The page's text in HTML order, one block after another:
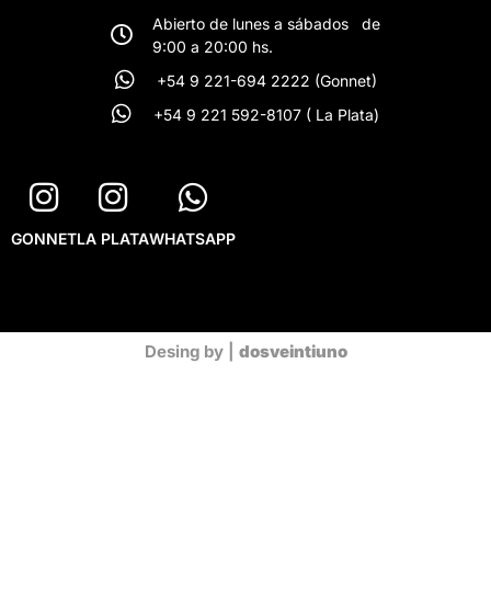
Abierto de lunes a sábados de
9:00 a 20:00 hs.
+54 9 221-694 2222 (Gonnet)
+54 9 221 592-8107 ( La Plata)
GONNETLA PLATAWHATSAPP
Desing by | dosveintiuno